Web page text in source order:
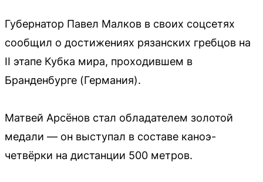
Губернатор Павел Малков в своих соцсетях
сообщил о достижениях рязанских гребцов на
II этапе Кубка мира, проходившем в
Бранденбурге (Германия).
Матвей Арсёнов стал обладателем золотой
медали — он выступал в составе каноэ-
четвёрки на дистанции 500 метров.